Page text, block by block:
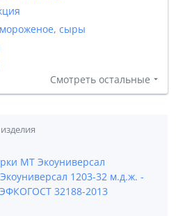
сыры
Смотреть остальные
МТ Экоуниверсал
1203-32 м.д.ж. -
32188-2013